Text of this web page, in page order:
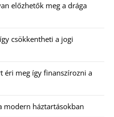
előzhetők meg a drága
csökkentheti a jogi
éri meg így finanszírozni a
modern háztartásokban